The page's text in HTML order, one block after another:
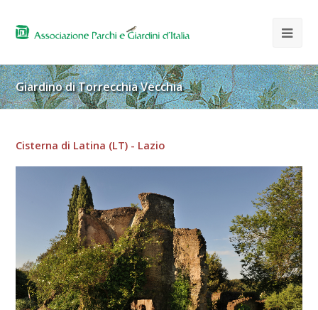
Giardino di Torrecchia Vecchia
Cisterna di Latina (LT) - Lazio